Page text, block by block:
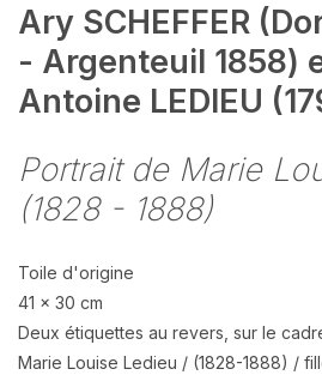
Ary SCHEFFER
- Argenteuil 1858)
Antoine LEDIEU
Portrait de Marie
(1828 - 1888)
Toile d'origine
41 x 30 cm
Deux étiquettes au revers, sur le
Marie Louise Ledieu / (1828-1888) /